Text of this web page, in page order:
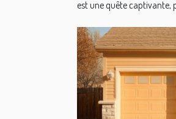
est une quête captivante,